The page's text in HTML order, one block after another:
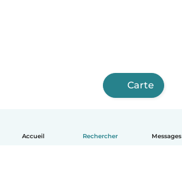
Accueil Rechercher Messages
Carte